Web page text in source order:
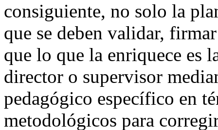
consiguiente, no solo la
que se deben validar,
que lo que la enriquece es
director o supervisor
pedagógico específico en
metodológicos para